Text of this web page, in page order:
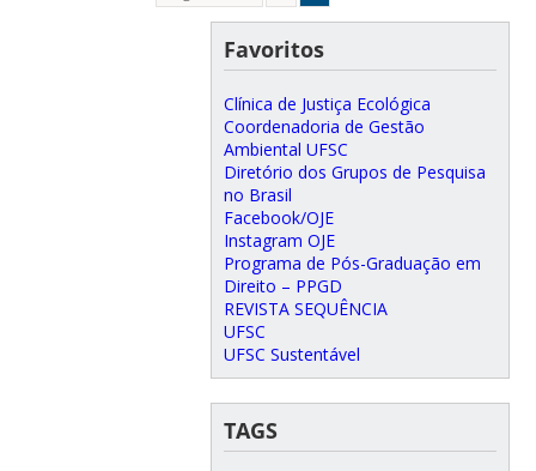
Favoritos
Clínica de Justiça Ecológica
Coordenadoria de Gestão
Ambiental UFSC
Diretório dos Grupos de Pesquisa
no Brasil
Facebook/OJE
Instagram OJE
Programa de Pós-Graduação em
Direito – PPGD
REVISTA SEQUÊNCIA
UFSC
UFSC Sustentável
TAGS